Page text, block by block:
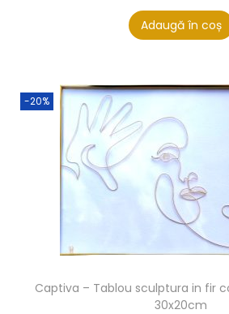
Adaugă în coș
-20%
Captiva – Tablou sculptura in fir
30x20cm